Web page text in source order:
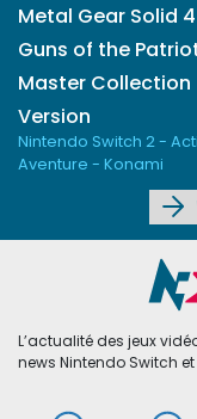
Metal Gear Solid
Guns of the
Master Collection
Version
Nintendo Switch 2 -
Aventure - Konami
L’actualité des jeux
news Nintendo Switch